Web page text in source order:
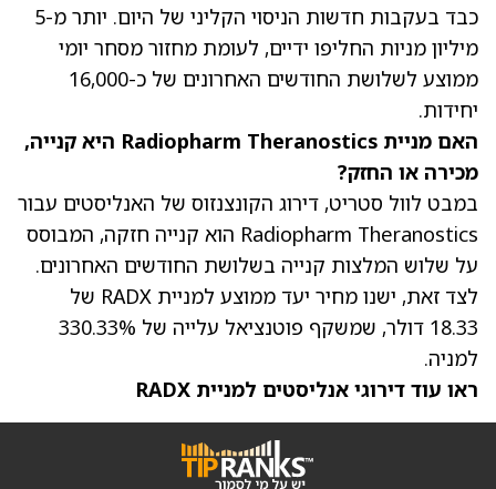
כבד בעקבות חדשות הניסוי הקליני של היום. יותר מ-5
מיליון מניות החליפו ידיים, לעומת מחזור מסחר יומי
ממוצע לשלושת החודשים האחרונים של כ-16,000
יחידות.
האם מניית Radiopharm Theranostics היא קנייה,
מכירה או החזק?
במבט לוול סטריט, דירוג הקונצנזוס של האנליסטים עבור
Radiopharm Theranostics הוא קנייה חזקה, המבוסס
על שלוש המלצות קנייה בשלושת החודשים האחרונים.
לצד זאת, ישנו
מחיר יעד ממוצע למניית RADX של
18.33 דולר
, שמשקף פוטנציאל עלייה של 330.33%
למניה.
ראו עוד דירוגי אנליסטים למניית RADX